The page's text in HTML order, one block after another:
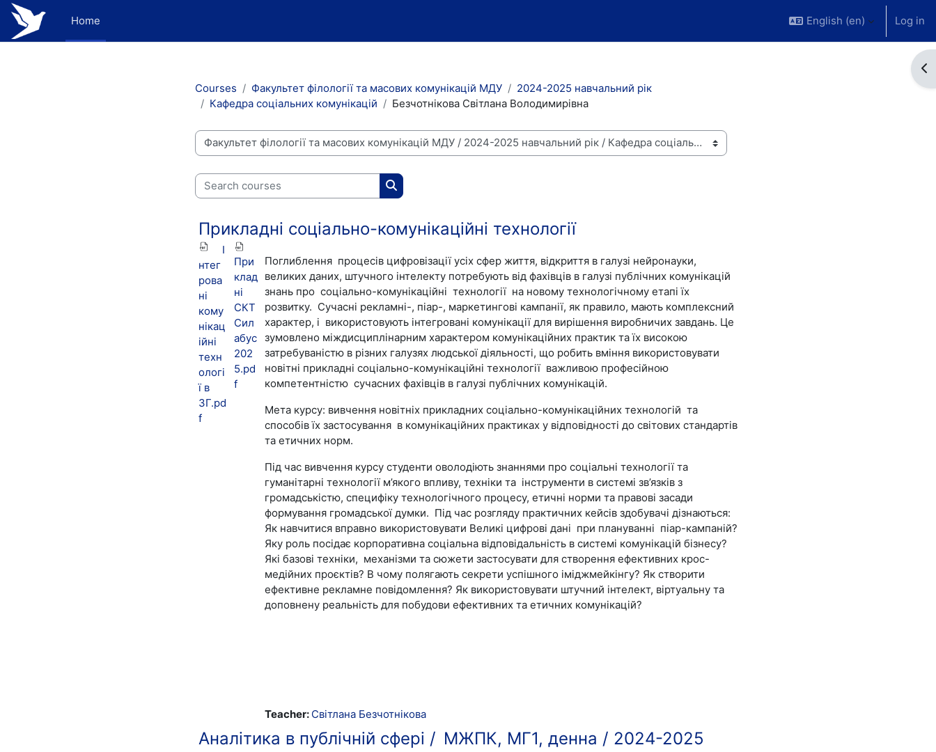
Skip to main content
Home
English ‎(en)‎ Log in
Courses
Факультет філології та масових комунікацій МДУ
2024-2025 навчальний рік
Кафедра соціальних комунікацій
Безчотнікова Світлана Володимирівна
Course categories
Search courses
Search courses
Прикладні соціально-комунікаційні технології
І
нтег
рова
ні
кому
нікац
ійні
техн
ологі
ї в
ЗГ.pd
f
При
клад
ні
СКТ
Сил
абус
202
5.pd
f
Поглиблення процесів цифровізації усіх сфер життя, відкриття в галузі нейронауки,
великих даних, штучного інтелекту потребують від фахівців в галузі публічних комунікацій
знань про соціально-комунікаційні технології на новому технологічному етапі їх
розвитку. Сучасні рекламні-, піар-, маркетингові кампанії, як правило, мають комплексний
характер, і використовують інтегровані комунікації для вирішення виробничих завдань. Це
зумовлено міждисциплінарним характером комунікаційних практик та їх високою
затребуваністю в різних галузях людської діяльності, що робить вміння використовувати
новітні прикладні соціально-комунікаційні технології важливою професійною
компетентністю сучасних фахівців в галузі публічних комунікацій.
Мета курсу: вивчення новітніх прикладних соціально-комунікаційних технологій та
способів їхзастосування в комунікаційних практиках у відповідності до світових стандартів
та етичних норм.
Під час вивчення курсу студенти оволодіють знаннями про cоціальні технології та
гуманітарні технологіїм’якого впливу, техніки та інструменти всистемі зв’язків з
громадськістю, специфікутехнологічного процесу, етичні норми та правові засади
формування громадської думки. Під час розгляду практичних кейсів здобувачі дізнаються:
Як навчитися вправно використовувати Великі цифрові дані при плануванні піар-кампаній?
Яку роль посідає корпоративна соціальна відповідальність в системі комунікацій бізнесу?
Які базові техніки, механізми та сюжети застосувати для створення ефективних крос-
медійних проєктів? В чому полягають секрети успішного іміджмейкінгу? Як створити
ефективне рекламне повідомлення? Як використовувати штучний інтелект, віртуальну та
доповнену реальність для побудови ефективних та етичних комунікацій?
Teacher: Світлана Безчотнікова
Аналітика в публічній сфері / МЖПК, МГ1, денна / 2024-2025